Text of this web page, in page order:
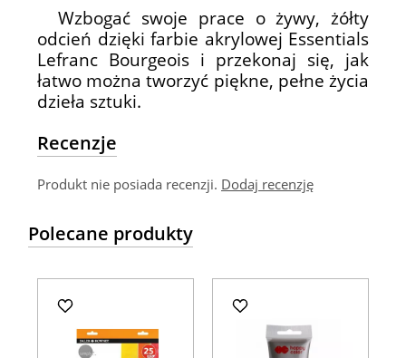
Wzbogać swoje prace o żywy, żółty
odcień dzięki farbie akrylowej Essentials
Lefranc Bourgeois i przekonaj się, jak
łatwo można tworzyć piękne, pełne życia
dzieła sztuki.
Recenzje
Produkt nie posiada recenzji. Dodaj recenzję
Polecane produkty